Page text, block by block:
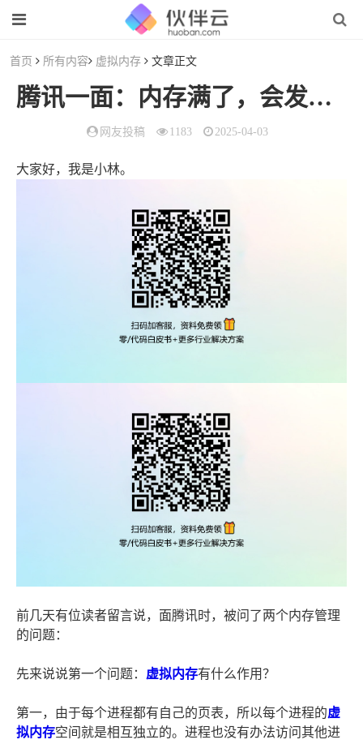
首页 所有内容 虚拟内存 文章正文
腾讯一面：内存满了，会发生什么？
网友投稿 1183 2025-04-03
大家好，我是小林。
前几天有位读者留言说，面腾讯时，被问了两个内存管理
的问题：
先来说说第一个问题： 虚拟内存有什么作用？
第一，由于每个进程都有自己的页表，所以每个进程的虚
拟内存空间就是相互独立的。进程也没有办法访问其他进